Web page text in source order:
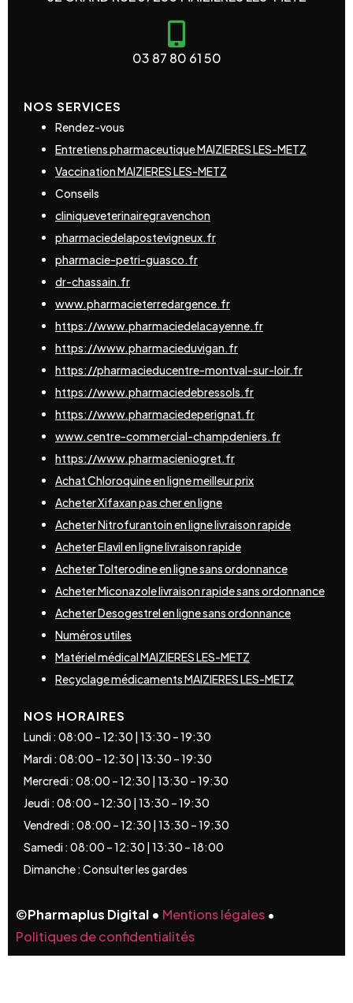
03 87 80 61 50
NOS SERVICES
Rendez-vous
Entretiens pharmaceutique MAIZIERES LES-METZ
Vaccination MAIZIERES LES-METZ
Conseils
cliniqueveterinairegravenchon
pharmaciedelapostevigneux.fr
pharmacie-petri-guasco.fr
dr-chassain.fr
www.pharmacieterredargence.fr
https://www.pharmaciedelacayenne.fr
https://www.pharmacieduvigan.fr
https://pharmacieducentre-montval-sur-loir.fr
https://www.pharmaciedebressols.fr
https://www.pharmaciedeperignat.fr
www.centre-commercial-champdeniers.fr
https://www.pharmacieniogret.fr
Achat Chloroquine en ligne meilleur prix
Acheter Xifaxan pas cher en ligne
Acheter Nitrofurantoin en ligne livraison rapide
Acheter Elavil en ligne livraison rapide
Acheter Tolterodine en ligne sans ordonnance
Acheter Miconazole livraison rapide sans ordonnance
Acheter Desogestrel en ligne sans ordonnance
Numéros utiles
Matériel médical MAIZIERES LES-METZ
Recyclage médicaments MAIZIERES LES-METZ
NOS HORAIRES
Lundi : 08:00 – 12:30 | 13:30 – 19:30
Mardi : 08:00 – 12:30 | 13:30 – 19:30
Mercredi : 08:00 – 12:30 | 13:30 – 19:30
Jeudi : 08:00 – 12:30 | 13:30 – 19:30
Vendredi : 08:00 – 12:30 | 13:30 – 19:30
Samedi : 08:00 – 12:30 | 13:30 – 18:00
Dimanche : Consulter les gardes
©Pharmaplus Digital • Mentions légales •
Politiques de confidentialités